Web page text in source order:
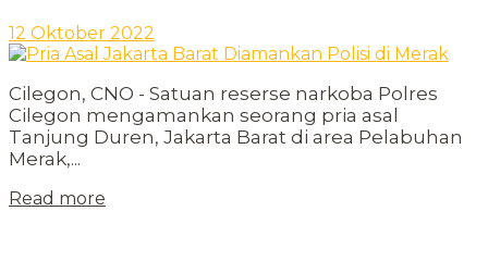
12 Oktober 2022
Cilegon, CNO - Satuan reserse narkoba Polres
Cilegon mengamankan seorang pria asal
Tanjung Duren, Jakarta Barat di area Pelabuhan
Merak,...
Read more